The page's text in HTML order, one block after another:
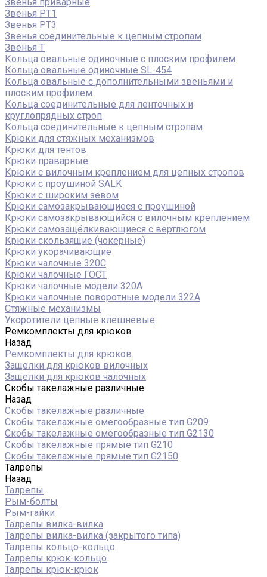
Звенья РТ1
Звенья РТ3
Звенья соединительные к цепным стропам
Звенья Т
Кольца овальные одиночные c плоским профилем
Кольца овальные одиночные SL-454
Кольца овальные с дополнительными звеньями и
плоским профилем
Кольца соединительные для ленточных и
круглопрядных строп
Кольца соединительные к цепным стропам
Крюки для стяжных механизмов
Крюки для тентов
Крюки праварные
Крюки с вилочным креплением для цепных стропов
Крюки с проушиной SALK
Крюки с широким зевом
Крюки самозакрывающиеся с проушиной
Крюки самозакрывающийся с вилочным креплением
Крюки самозащёлкивающиеся с вертлюгом
Крюки скользящие (чокерные)
Крюки укорачивающие
Крюки чалочные 320C
Крюки чалочные ГОСТ
Крюки чалочные модели 320А
Крюки чалочные поворотные модели 322А
Стяжные механизмы
Укоротители цепные клешневые
Ремкомплекты для крюков
Назад
Ремкомплекты для крюков
Защелки для крюков вилочных
Защелки для крюков чалочных
Скобы такелажные различные
Назад
Скобы такелажные различные
Скобы такелажные омегообразные тип G209
Скобы такелажные омегообразные тип G2130
Скобы такелажные прямые тип G210
Скобы такелажные прямые тип G2150
Талрепы
Назад
Талрепы
Рым-болты
Рым-гайки
Талрепы вилка-вилка
Талрепы вилка-вилка (закрытого типа)
Талрепы кольцо-кольцо
Талрепы крюк-кольцо
Талрепы крюк-крюк